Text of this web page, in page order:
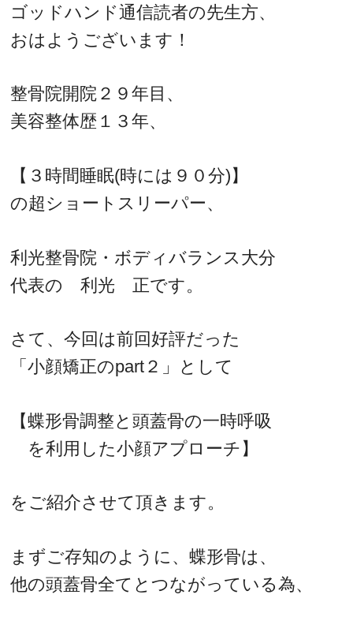
ゴッドハンド通信読者の先生方、
おはようございます！
整骨院開院２９年目、
美容整体歴１３年、
【３時間睡眠(時には９０分)】
の超ショートスリーパー、
利光整骨院・ボディバランス大分
代表の 利光 正です。
さて、今回は前回好評だった
「小顔矯正のpart２」として
【蝶形骨調整と頭蓋骨の一時呼吸
を利用した小顔アプローチ】
をご紹介させて頂きます。
まずご存知のように、蝶形骨は、
他の頭蓋骨全てとつながっている為、